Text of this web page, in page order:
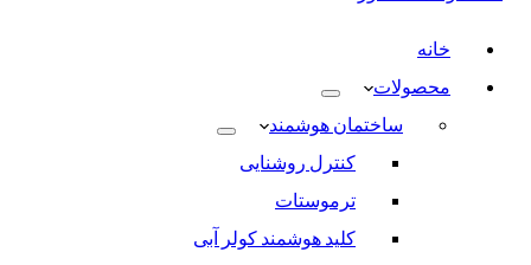
خانه
محصولات
ساختمان هوشمند
کنترل روشنایی
ترموستات
کلید هوشمند کولر آبی